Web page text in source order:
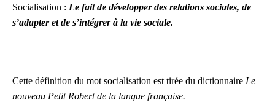
Socialisation : Le fait de développer des relations sociales, de
s’adapter et de s’intégrer à la vie sociale.
Cette définition du mot socialisation est tirée du dictionnaire Le
nouveau Petit Robert de la langue française.